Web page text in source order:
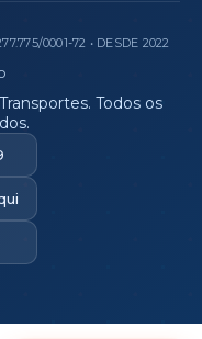
0001-72 • DESDE 2022
Todos os